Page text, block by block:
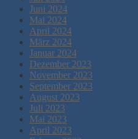
Juni 2024
Mai 2024
April 2024
März 2024
Januar 2024
Dezember 2023
November 2023
September 2023
August 2023
Juli 2023
Mai 2023
April 2023